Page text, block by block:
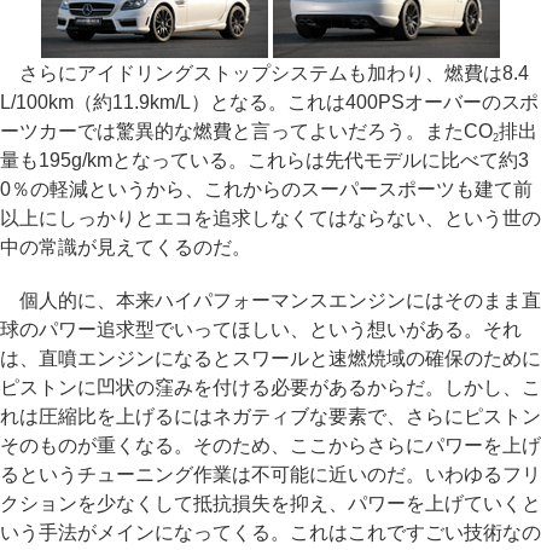
さらにアイドリングストップシステムも加わり、燃費は8.4
L/100km（約11.9km/L）となる。これは400PSオーバーのスポ
ーツカーでは驚異的な燃費と言ってよいだろう。またCO2排出
量も195g/kmとなっている。これらは先代モデルに比べて約3
0％の軽減というから、これからのスーパースポーツも建て前
以上にしっかりとエコを追求しなくてはならない、という世の
中の常識が見えてくるのだ。
個人的に、本来ハイパフォーマンスエンジンにはそのまま直
球のパワー追求型でいってほしい、という想いがある。それ
は、直噴エンジンになるとスワールと速燃焼域の確保のために
ピストンに凹状の窪みを付ける必要があるからだ。しかし、こ
れは圧縮比を上げるにはネガティブな要素で、さらにピストン
そのものが重くなる。そのため、ここからさらにパワーを上げ
るというチューニング作業は不可能に近いのだ。いわゆるフリ
クションを少なくして抵抗損失を抑え、パワーを上げていくと
いう手法がメインになってくる。これはこれですごい技術なの